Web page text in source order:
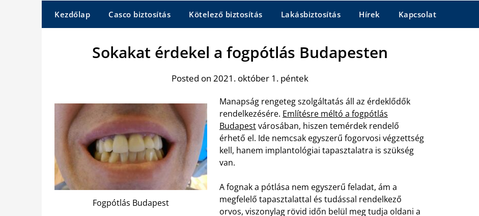
Kezdőlap Casco biztosítás Kötelező biztosítás Lakásbiztosítás Hírek Kapcsolat
Sokakat érdekel a fogpótlás Budapesten
Posted on 2021. október 1. péntek
Fogpótlás Budapest
Manapság rengeteg szolgáltatás áll az érdeklődők
rendelkezésére. Említésre méltó a fogpótlás
Budapestvárosában, hiszen temérdek rendelő
érhető el. Ide nemcsak egyszerű fogorvosi végzettség
kell, hanem implantológiai tapasztalatra is szükség
van.
A fognak a pótlása nem egyszerű feladat, ám a
megfelelő tapasztalattal és tudással rendelkező
orvos, viszonylag rövid időn belül meg tudja oldani a